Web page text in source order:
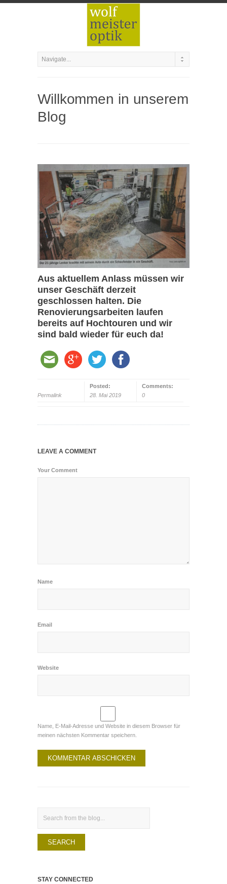
Willkommen in unserem
Blog
Aus aktuellem Anlass müssen wir
unser Geschäft derzeit
geschlossen halten. Die
Renovierungsarbeiten laufen
bereits auf Hochtouren und wir
sind bald wieder für euch da!
Permalink
Posted:
28. Mai 2019
Comments:
0
LEAVE A COMMENT
Your Comment
Name
Email
Website
Name, E-Mail-Adresse und Website in diesem Browser für
meinen nächsten Kommentar speichern.
STAY CONNECTED